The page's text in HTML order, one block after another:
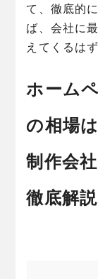
て、徹底的
ば、会社に
えてくるは
ホーム
の相場
制作会
徹底解説